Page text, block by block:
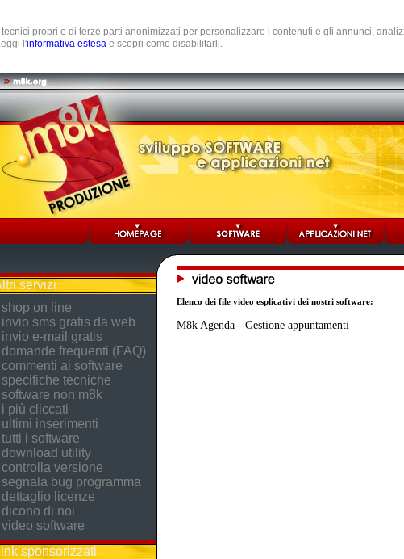
propri e di terze parti anonimizzati per personalizzare i contenuti e gli annunci,
l'informativa estesa e scopri come disabilitarli.
servizi
shop on line
invio sms gratis da web
invio e-mail gratis
domande frequenti (FAQ)
commenti ai software
specifiche tecniche
software non m8k
i più cliccati
ultimi inserimenti
tutti i software
download utility
controlla versione
segnala bug programma
dettaglio licenze
dicono di noi
video software
sponsorizzati
Elenco dei file video esplicativi dei nostri software:
M8k Agenda - Gestione appuntamenti